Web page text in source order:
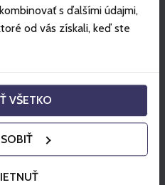
s ďalšími údajmi,
od vás získali, keď ste
VŠETKO